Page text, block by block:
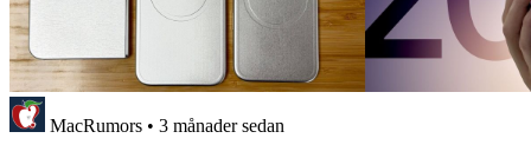
MacRumors • 3 månader sedan